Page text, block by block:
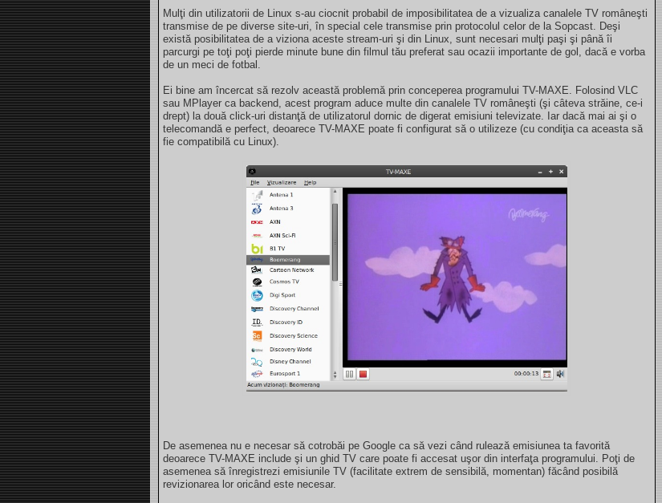
Mulţi din utilizatorii de Linux s-au ciocnit probabil de imposibilitatea de a vizualiza canalele TV româneşti
transmise de pe diverse site-uri, în special cele transmise prin protocolul celor de la Sopcast. Deşi
există posibilitatea de a viziona aceste stream-uri şi din Linux, sunt necesari mulţi paşi şi până îi
parcurgi pe toţi poţi pierde minute bune din filmul tău preferat sau ocazii importante de gol, dacă e vorba
de un meci de fotbal.
Ei bine am încercat să rezolv această problemă prin conceperea programului TV-MAXE. Folosind VLC
sau MPlayer ca backend, acest program aduce multe din canalele TV româneşti (şi câteva străine, ce-i
drept) la două click-uri distanţă de utilizatorul dornic de digerat emisiuni televizate. Iar dacă mai ai şi o
telecomandă e perfect, deoarece TV-MAXE poate fi configurat să o utilizeze (cu condiţia ca aceasta să
fie compatibilă cu Linux).
De asemenea nu e necesar să cotrobăi pe Google ca să vezi când rulează emisiunea ta favorită
deoarece TV-MAXE include şi un ghid TV care poate fi accesat uşor din interfaţa programului. Poţi de
asemenea să înregistrezi emisiunile TV (facilitate extrem de sensibilă, momentan) făcând posibilă
revizionarea lor oricând este necesar.